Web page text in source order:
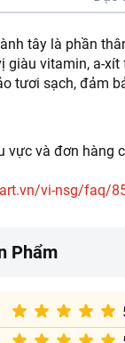
tây là phần
giàu vitamin, a-
tươi sạch, đảm
và đơn hàng
vi-nsg/faq/
Phẩm